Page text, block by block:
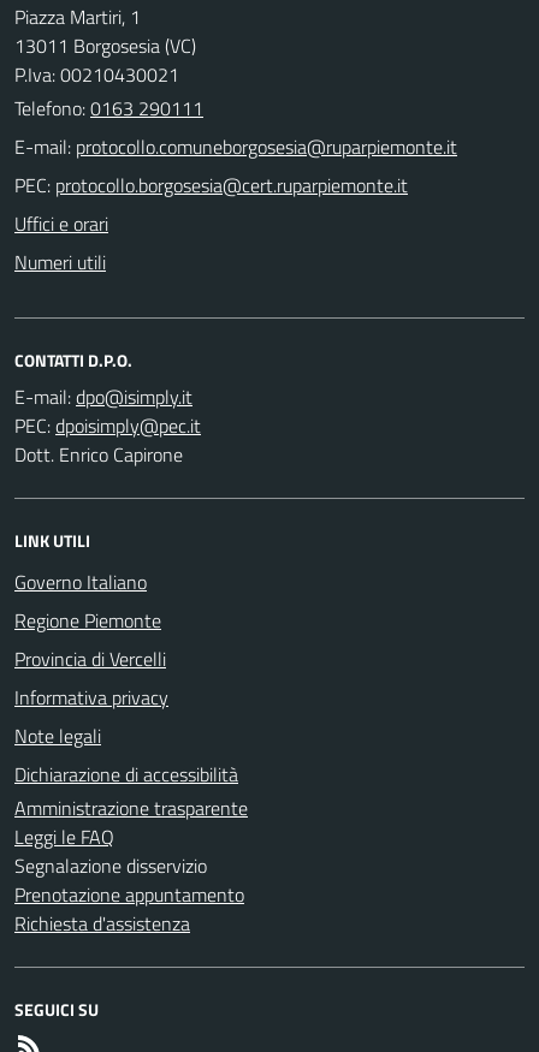
Piazza Martiri, 1
13011 Borgosesia (VC)
P.Iva: 00210430021
Telefono:0163 290111
E-mail:
PEC:
Uffici e orari
Numeri utili
CONTATTI D.P.O.
E-mail:
PEC:
Dott. Enrico Capirone
LINK UTILI
Governo Italiano
Regione Piemonte
Provincia di Vercelli
Informativa privacy
Note legali
Dichiarazione di accessibilità
Amministrazione trasparente
Leggi le FAQ
Segnalazione disservizio
Prenotazione appuntamento
Richiesta d'assistenza
SEGUICI SU